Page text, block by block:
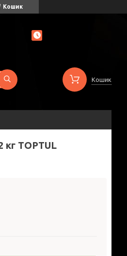
Кошик
Кошик
кг TOPTUL